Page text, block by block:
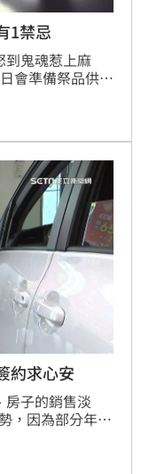
1禁忌
到鬼魂惹上麻
會準備祭品供奉
靈媒「索非
就快結吧」！另
設太豐盛，恐招
約求心安
房子的銷售淡
，因為部分年輕
個心安。